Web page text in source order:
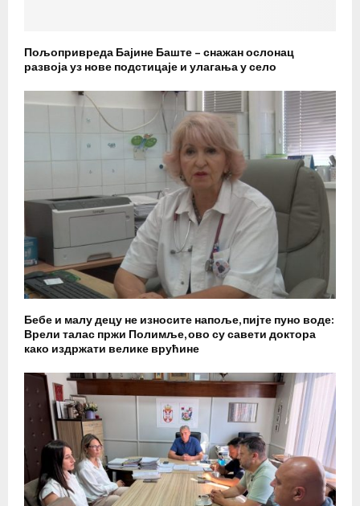
Пољопривреда Бајине Баште – снажан ослонац
развоја уз нове подстицаје и улагања у село
Бебе и малу децу не износите напоље, пијте пуно воде:
Врели талас пржи Полимље, ово су савети доктора
како издржати велике врућине